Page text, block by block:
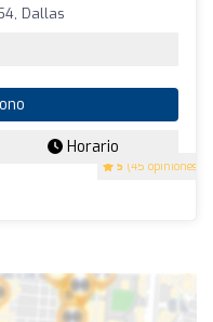
5 (45 opiniones)
Dallas
Horario